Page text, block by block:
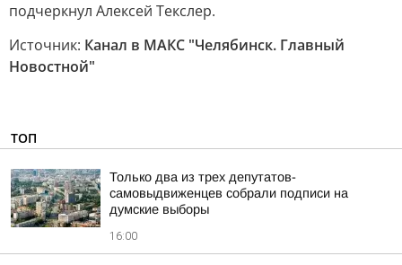
подчеркнул Алексей Текслер.
Источник: Канал в МАКС "Челябинск. Главный
Новостной"
ТОП
Только два из трех депутатов-
самовыдвиженцев собрали подписи на
думские выборы
16:00